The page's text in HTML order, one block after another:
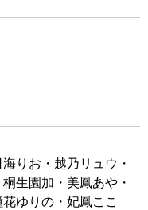
りお・越乃リュウ・
生園加・美鳳あや・
ゆりの・妃鳳ここ